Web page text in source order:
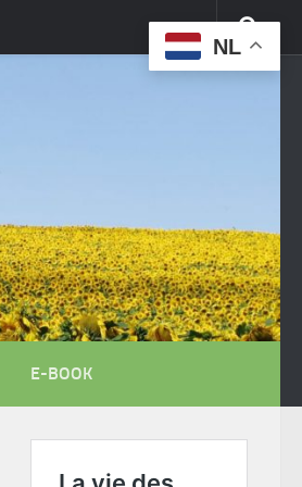
E-BOOK
NL